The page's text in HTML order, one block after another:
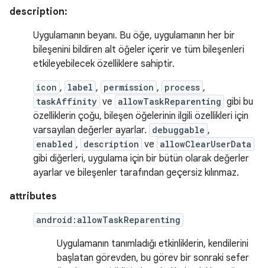
description:
Uygulamanın beyanı. Bu öğe, uygulamanın her bir
bileşenini bildiren alt öğeler içerir ve tüm bileşenleri
etkileyebilecek özelliklere sahiptir.
icon , label , permission , process ,
taskAffinity ve allowTaskReparenting gibi bu
özelliklerin çoğu, bileşen öğelerinin ilgili özellikleri için
varsayılan değerler ayarlar. debuggable ,
enabled , description ve allowClearUserData
gibi diğerleri, uygulama için bir bütün olarak değerler
ayarlar ve bileşenler tarafından geçersiz kılınmaz.
attributes
android:allowTaskReparenting
Uygulamanın tanımladığı etkinliklerin, kendilerini
başlatan görevden, bu görev bir sonraki sefer